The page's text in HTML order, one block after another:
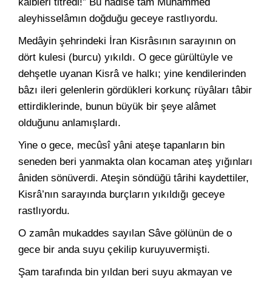
aleyhisselâmın doğduğu geceye rastlıyordu.
Medâyin şehrindeki İran Kisrâsının sarayının on
dört kulesi (burcu) yıkıldı. O gece gürültüyle ve
dehşetle uyanan Kisrâ ve halkı; yine kendilerinden
bâzı ileri gelenlerin gördükleri korkunç rüyâları tâbir
ettirdiklerinde, bunun büyük bir şeye alâmet
olduğunu anlamışlardı.
Yine o gece, mecûsî yâni ateşe tapanların bin
seneden beri yanmakta olan kocaman ateş yığınları
âniden sönüverdi. Ateşin söndüğü târihi kaydettiler,
Kisrâ’nın sarayında burçların yıkıldığı geceye
rastlıyordu.
O zamân mukaddes sayılan Sâve gölünün de o
gece bir anda suyu çekilip kuruyuvermişti.
Şam tarafında bin yıldan beri suyu akmayan ve